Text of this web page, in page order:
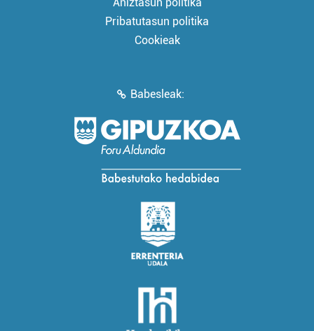
Aniztasun politika
Pribatutasun politika
Cookieak
Babesleak: